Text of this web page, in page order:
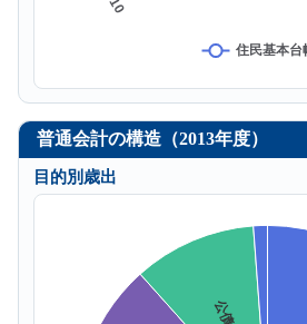
普通会計の構造（2013年度）
目的別歳出